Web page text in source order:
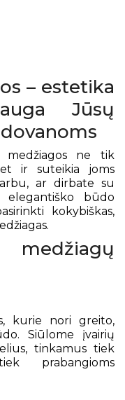
– estetika
Jūsų
medžiagos ne tik
ir suteikia joms
ar dirbate su
būdo
kokybiškas,
medžiagų
kurie nori greito,
Siūlome įvairių
tinkamus tiek
prabangioms